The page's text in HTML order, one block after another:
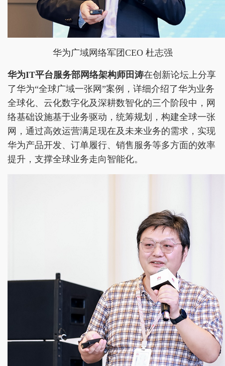
华为广域网络军团CEO 杜志强
华为IT平台服务部网络架构师田涛在创新论坛上分享
了华为“全球广域一张网”案例，详细介绍了华为业务
全球化、云化数字化及深耕数智化的三个阶段中，网
络基础设施基于业务驱动，统筹规划，构建全球一张
网，通过高效运营满足现在及未来业务的需求，实现
华为产品开发、订单履行、销售服务等多方面的效率
提升，支撑全球业务走向智能化。